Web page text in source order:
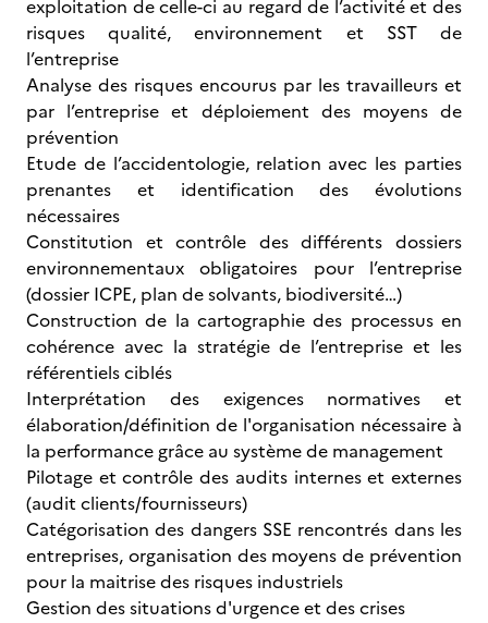
exploitation de celle-ci au regard de l’activité et des
risques qualité, environnement et SST de
l’entreprise
Analyse des risques encourus par les travailleurs et
par l’entreprise et déploiement des moyens de
prévention
Etude de l’accidentologie, relation avec les parties
prenantes et identification des évolutions
nécessaires
Constitution et contrôle des différents dossiers
environnementaux obligatoires pour l’entreprise
(dossier ICPE, plan de solvants, biodiversité…)
Construction de la cartographie des processus en
cohérence avec la stratégie de l’entreprise et les
référentiels ciblés
Interprétation des exigences normatives et
élaboration/définition de l'organisation nécessaire à
la performance grâce au système de management
Pilotage et contrôle des audits internes et externes
(audit clients/fournisseurs)
Catégorisation des dangers SSE rencontrés dans les
entreprises, organisation des moyens de prévention
pour la maitrise des risques industriels
Gestion des situations d'urgence et des crises